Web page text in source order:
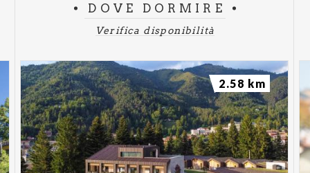
DOVE DORMIRE
Verifica disponibilità
2.58 km